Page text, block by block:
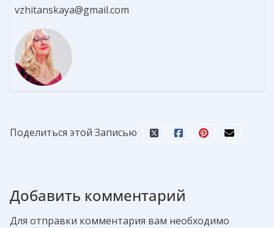
vzhitanskaya@gmail.com
Поделиться этой Записью
Добавить комментарий
Для отправки комментария вам необходимо